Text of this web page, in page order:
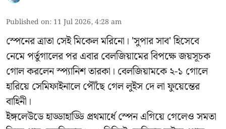
Published on: 11 Jul 2026, 4:28 am
স্পেনের ত্রাতা সেই মিকেল মরিনো। 'সুপার সাব' হিসেবে
নেমে পর্তুগালের পর এবার বেলজিয়ামের বিপক্ষে জয়সূচক
গোল করলেন স্প্যানিশ তারকা। বেলজিয়ামকে ২-১ গোলে
হারিয়ে সেমিফাইনালে পৌঁছে গেল লুইস দে লা ফুয়েন্তের
বাহিনী।
ইঙ্গলেউডে হাড্ডাহাড্ডি প্রথমার্ধে স্পেন এগিয়ে গেলেও সমতা